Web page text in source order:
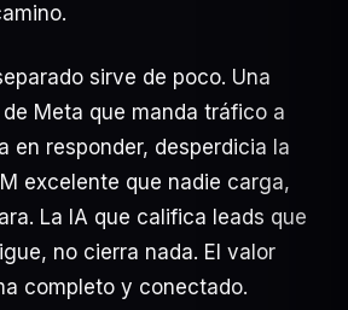
sirve de poco. Una
Meta que manda tráfico a
en responder, desperdicia la
excelente que nadie carga,
La IA que califica leads que
no cierra nada. El valor
completo y conectado.